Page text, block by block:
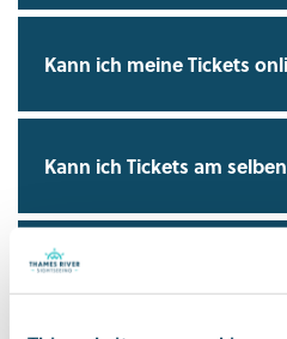
Kann ich meine Tickets
Kann ich Tickets am
Haben Sie